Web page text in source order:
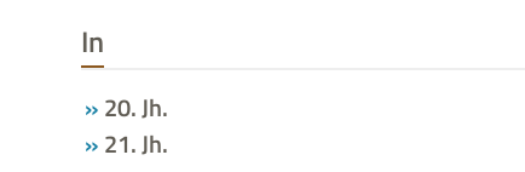
In
20. Jh.
21. Jh.